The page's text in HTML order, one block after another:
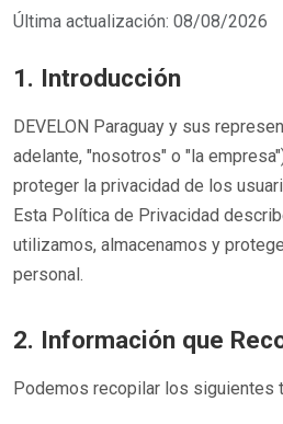
Última actualización: 08/08/2026
1. Introducción
DEVELON Paraguay y sus
adelante, "nosotros" o "la
proteger la privacidad de los
Esta Política de Privacidad
utilizamos, almacenamos y
personal.
2. Información que
Podemos recopilar los siguientes